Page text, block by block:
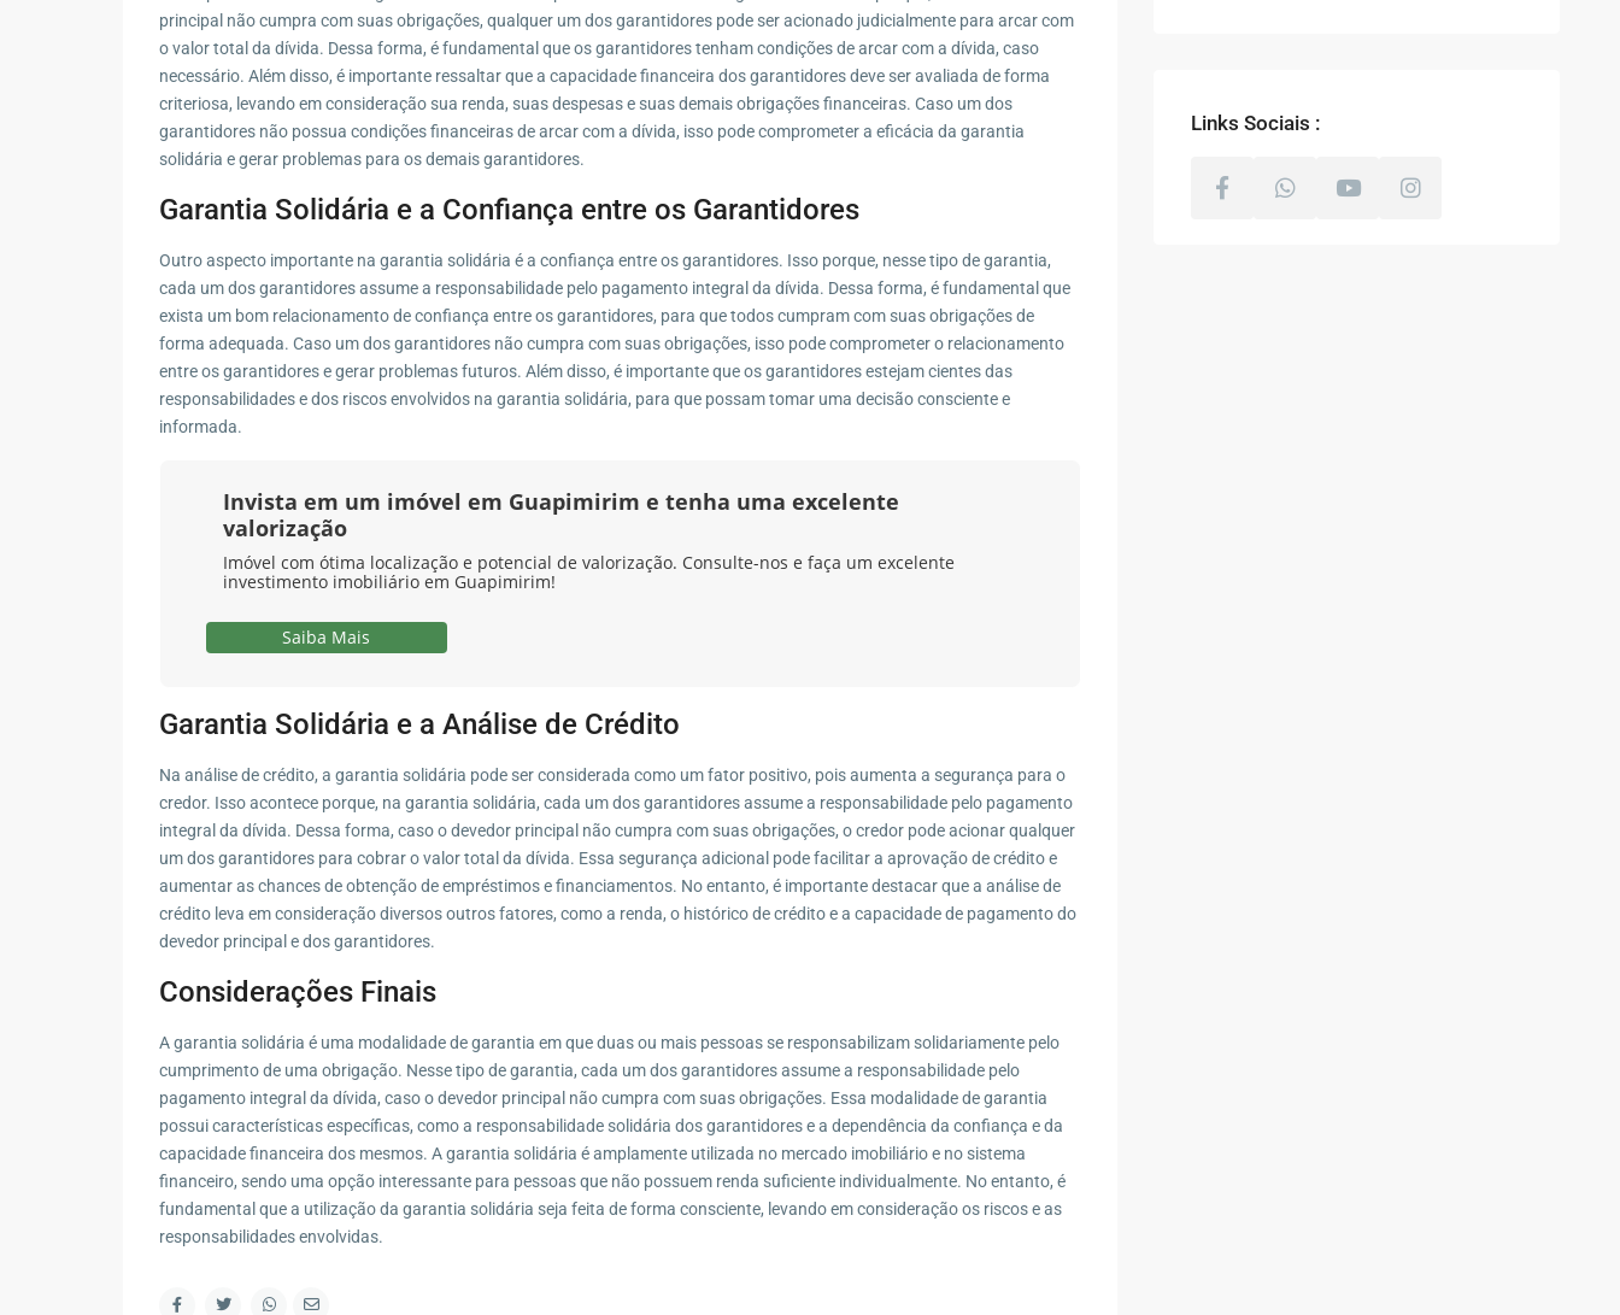
principal não cumpra com suas obrigações, qualquer um dos garantidores pode ser acionado judicialmente para arcar com
o valor total da dívida. Dessa forma, é fundamental que os garantidores tenham condições de arcar com a dívida, caso
necessário. Além disso, é importante ressaltar que a capacidade financeira dos garantidores deve ser avaliada de forma
criteriosa, levando em consideração sua renda, suas despesas e suas demais obrigações financeiras. Caso um dos
garantidores não possua condições financeiras de arcar com a dívida, isso pode comprometer a eficácia da garantia
solidária e gerar problemas para os demais garantidores.
Garantia Solidária e a Confiança entre os Garantidores
Outro aspecto importante na garantia solidária é a confiança entre os garantidores. Isso porque, nesse tipo de garantia,
cada um dos garantidores assume a responsabilidade pelo pagamento integral da dívida. Dessa forma, é fundamental que
exista um bom relacionamento de confiança entre os garantidores, para que todos cumpram com suas obrigações de
forma adequada. Caso um dos garantidores não cumpra com suas obrigações, isso pode comprometer o relacionamento
entre os garantidores e gerar problemas futuros. Além disso, é importante que os garantidores estejam cientes das
responsabilidades e dos riscos envolvidos na garantia solidária, para que possam tomar uma decisão consciente e
informada.
Invista em um imóvel em Guapimirim e tenha uma excelente
valorização
Imóvel com ótima localização e potencial de valorização. Consulte-nos e faça um excelente
investimento imobiliário em Guapimirim!
Saiba Mais
Garantia Solidária e a Análise de Crédito
Na análise de crédito, a garantia solidária pode ser considerada como um fator positivo, pois aumenta a segurança para o
credor. Isso acontece porque, na garantia solidária, cada um dos garantidores assume a responsabilidade pelo pagamento
integral da dívida. Dessa forma, caso o devedor principal não cumpra com suas obrigações, o credor pode acionar qualquer
um dos garantidores para cobrar o valor total da dívida. Essa segurança adicional pode facilitar a aprovação de crédito e
aumentar as chances de obtenção de empréstimos e financiamentos. No entanto, é importante destacar que a análise de
crédito leva em consideração diversos outros fatores, como a renda, o histórico de crédito e a capacidade de pagamento do
devedor principal e dos garantidores.
Considerações Finais
A garantia solidária é uma modalidade de garantia em que duas ou mais pessoas se responsabilizam solidariamente pelo
cumprimento de uma obrigação. Nesse tipo de garantia, cada um dos garantidores assume a responsabilidade pelo
pagamento integral da dívida, caso o devedor principal não cumpra com suas obrigações. Essa modalidade de garantia
possui características específicas, como a responsabilidade solidária dos garantidores e a dependência da confiança e da
capacidade financeira dos mesmos. A garantia solidária é amplamente utilizada no mercado imobiliário e no sistema
financeiro, sendo uma opção interessante para pessoas que não possuem renda suficiente individualmente. No entanto, é
fundamental que a utilização da garantia solidária seja feita de forma consciente, levando em consideração os riscos e as
responsabilidades envolvidas.
Links Sociais :
Contato
R. Marape, 130 - Segredo, Guapimirim - RJ, 25946-690
(21) 98578-2335
(21) 98578-2335
contato@wagnermottaimoveis.com.br
Imóveis por Categoria
(27)
Casa de Vila (1)
Condomínio (7)
Fazenda
(4)
Galpão (1)
Imóvel Comercial (1)